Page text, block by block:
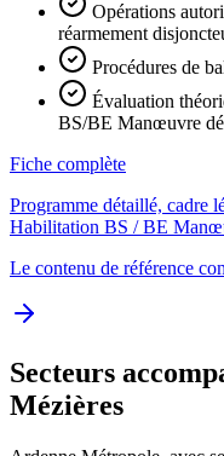
Opérations
réarmement
Procédures de
Évaluation
BS/BE Manœuvre
Fiche complète
Programme détaillé, cadre
Habilitation BS / BE
Le contenu de référence
Secteurs
Mézières